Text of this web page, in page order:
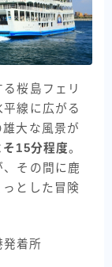
桜島フェリ
線に広がる
大な風景が
そ15分程度。
その間に鹿
とした冒険
発着所